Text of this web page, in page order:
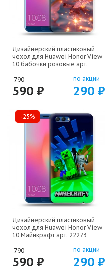
Дизайнерский пластиковый
чехол для Huawei Honor View
10 бабочки розовые арт:
790
590 ₽
по акции
290 ₽
-25%
Дизайнерский пластиковый
чехол для Huawei Honor View
10 Майнкрафт арт: 22273
790
590 ₽
по акции
290 ₽